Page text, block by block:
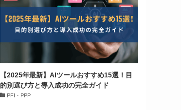
【2025年最新】AIツールおすすめ15選！目
的別選び方と導入成功の完全ガイド
PFI・PPP